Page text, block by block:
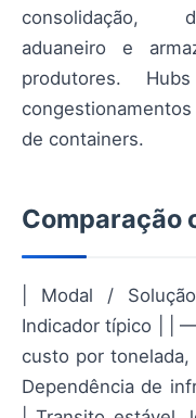
consolidação,
aduaneiro e
produtores.
de containers.
Comparação
| Modal /
Indicador típico | |
custo por tonelada,
Dependência de